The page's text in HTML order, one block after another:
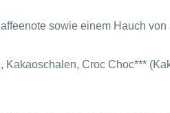
sowie einem Hauch von
Croc Choc***